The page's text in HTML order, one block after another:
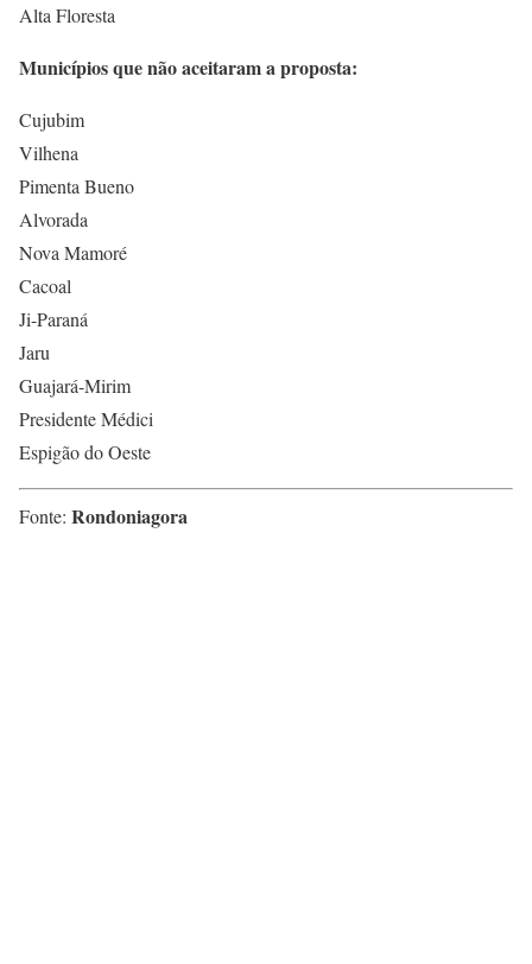
Alta Floresta
Municípios que não aceitaram a proposta:
Cujubim
Vilhena
Pimenta Bueno
Alvorada
Nova Mamoré
Cacoal
Ji-Paraná
Jaru
Guajará-Mirim
Presidente Médici
Espigão do Oeste
Fonte: Rondoniagora